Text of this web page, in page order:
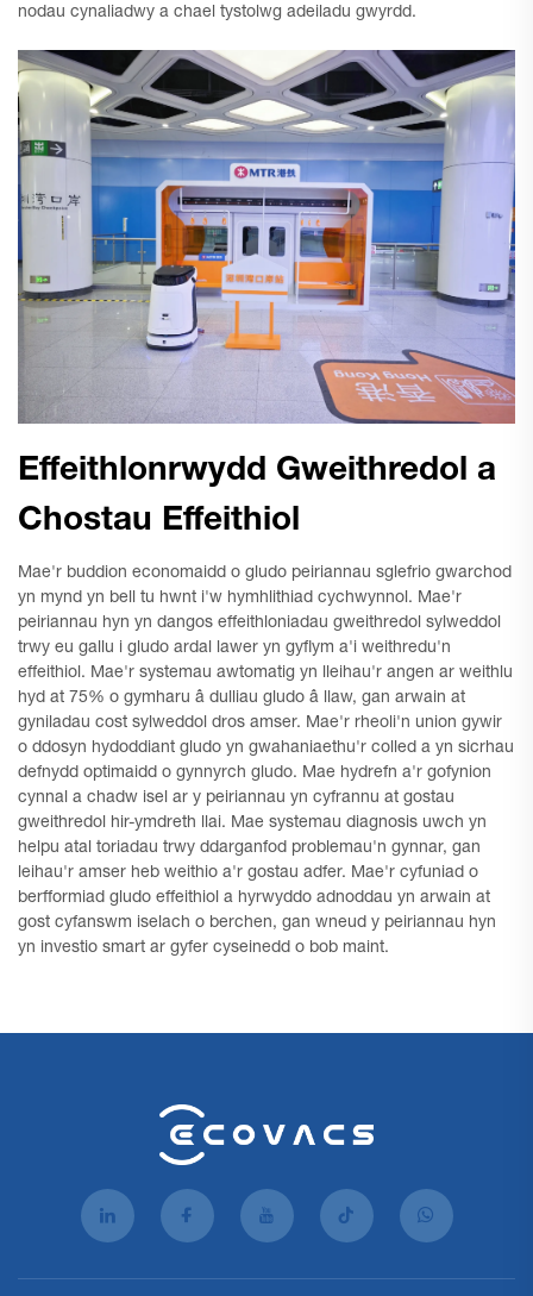
nodau cynaliadwy a chael tystolwg adeiladu gwyrdd.
Effeithlonrwydd Gweithredol a
Chostau Effeithiol
Mae'r buddion economaidd o gludo peiriannau sglefrio gwarchod
yn mynd yn bell tu hwnt i'w hymhlithiad cychwynnol. Mae'r
peiriannau hyn yn dangos effeithloniadau gweithredol sylweddol
trwy eu gallu i gludo ardal lawer yn gyflym a'i weithredu'n
effeithiol. Mae'r systemau awtomatig yn lleihau'r angen ar weithlu
hyd at 75% o gymharu â dulliau gludo â llaw, gan arwain at
gyniladau cost sylweddol dros amser. Mae'r rheoli'n union gywir
o ddosyn hydoddiant gludo yn gwahaniaethu'r colled a yn sicrhau
defnydd optimaidd o gynnyrch gludo. Mae hydrefn a'r gofynion
cynnal a chadw isel ar y peiriannau yn cyfrannu at gostau
gweithredol hir-ymdreth llai. Mae systemau diagnosis uwch yn
helpu atal toriadau trwy ddarganfod problemau'n gynnar, gan
leihau'r amser heb weithio a'r gostau adfer. Mae'r cyfuniad o
berfformiad gludo effeithiol a hyrwyddo adnoddau yn arwain at
gost cyfanswm iselach o berchen, gan wneud y peiriannau hyn
yn investio smart ar gyfer cyseinedd o bob maint.